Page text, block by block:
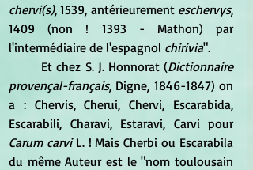
chervi(s), 1539, antérieurement eschervys,
1409 (non ! 1393 - Mathon) par
l'intermédiaire de l'espagnol chirivia".
	Et chez S. J. Honnorat (
Dictionnaire
provençal-français, Digne, 1846-1847) on
a : Chervis, Cherui, Chervi, Escarabida,
Escarabili, Charavi, Estaravi, Carvi pour
Carum carvi L. ! Mais Cherbi ou Escarabila
du même Auteur est le "nom toulousain